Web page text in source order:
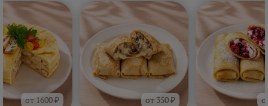
от 1600 ₽ от 350 ₽